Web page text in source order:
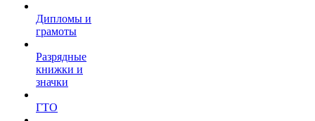
Дипломы и
грамоты
Разрядные
книжки и
значки
ГТО